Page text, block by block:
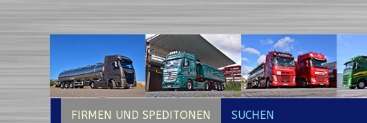
FIRMEN UND SPEDITONEN SUCHEN